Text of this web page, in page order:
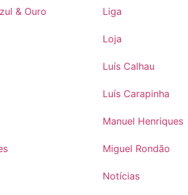
& Ouro Liga
Loja
Luís Calhau
Luís Carapinha
Manuel Henriques
Miguel Rondão
Notícias